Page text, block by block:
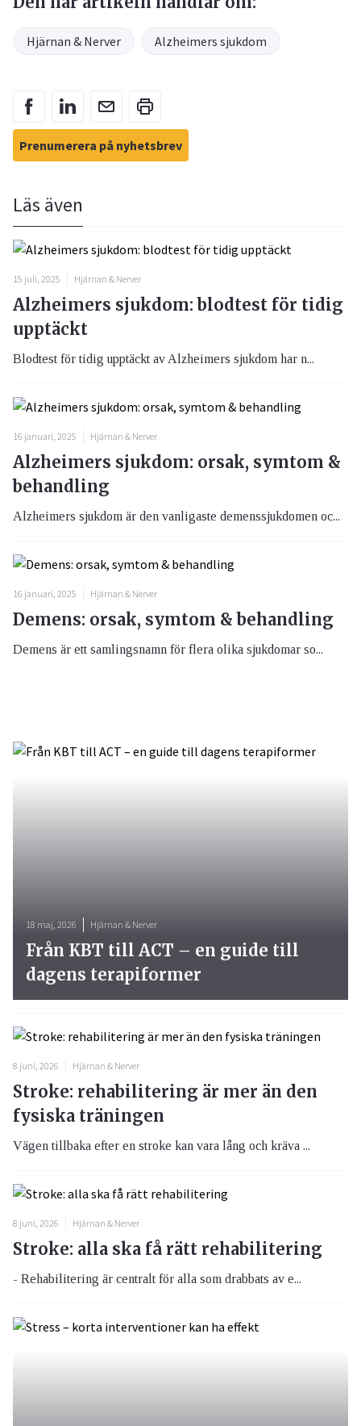
Hjärnan & Nerver Alzheimers sjukdom
Prenumerera på nyhetsbrev
Läs även
15 juli, 2025 Hjärnan & Nerver
Alzheimers sjukdom: blodtest för tidig
upptäckt
Blodtest för tidig upptäckt av Alzheimers sjukdom har n...
16 januari, 2025 Hjärnan & Nerver
Alzheimers sjukdom: orsak, symtom &
behandling
Alzheimers sjukdom är den vanligaste demenssjukdomen oc...
16 januari, 2025 Hjärnan & Nerver
Demens: orsak, symtom & behandling
Demens är ett samlingsnamn för flera olika sjukdomar so...
8 juni, 2026 Hjärnan & Nerver
Stroke: rehabilitering är mer än den
fysiska träningen
Vägen tillbaka efter en stroke kan vara lång och kräva ...
8 juni, 2026 Hjärnan & Nerver
Stroke: alla ska få rätt rehabilitering
- Rehabilitering är centralt för alla som drabbats av e...
18 maj, 2026 Hjärnan & Nerver
Från KBT till ACT – en guide till
dagens terapiformer